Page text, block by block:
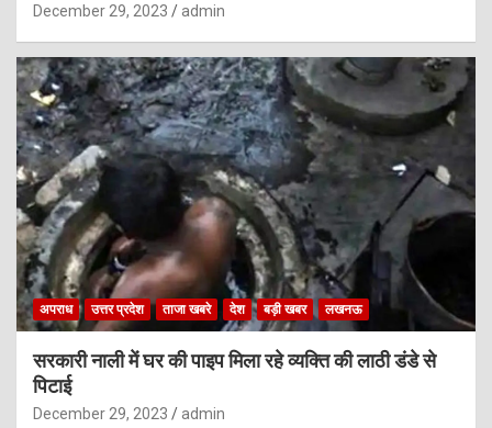
December 29, 2023 admin
अपराध उत्तर प्रदेश ताजा खबरे देश बड़ी खबर लखनऊ
सरकारी नाली में घर की पाइप मिला रहे व्यक्ति की लाठी डंडे से
पिटाई
December 29, 2023 admin